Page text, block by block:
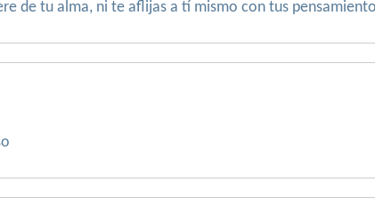
de tu alma, ni te aflijas a tí mismo con tus